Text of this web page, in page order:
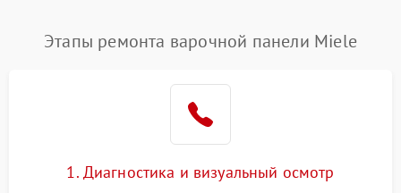
Этапы ремонта варочной панели Miele
1. Диагностика и визуальный осмотр